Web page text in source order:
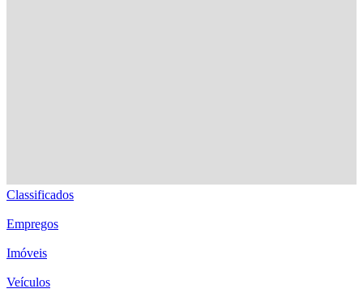
Classificados
Empregos
Imóveis
Veículos